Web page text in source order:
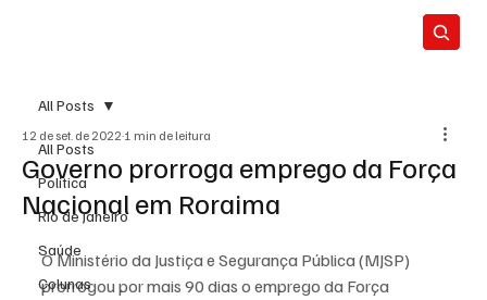
All Posts
Política
Rio de Janeiro
Saúde
Colunas
All Posts
Governo prorroga emprego da Força
Nacional em Roraima
12 de set. de 2022 1 min de leitura
O Ministério da Justiça e Segurança Pública (MJSP)
prorrogou por mais 90 dias o emprego da Força